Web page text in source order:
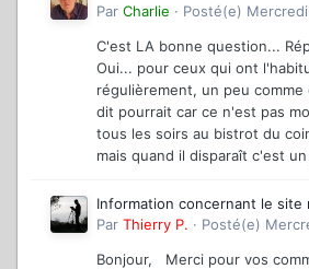
Par Charlie · Posté(e)
C'est LA bonne question...
Oui... pour ceux qui ont
régulièrement, un peu
dit pourrait car ce n'est pas
tous les soirs au bistrot du
mais quand il disparaît c'est
Information concernant le site
Par Thierry P. · Posté(e)
Bonjour, Merci pour vos